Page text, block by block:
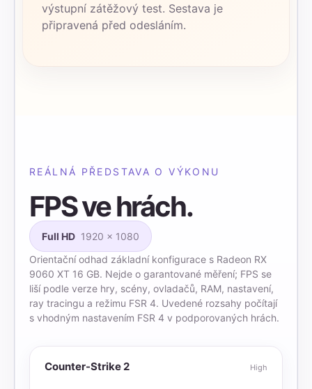
výstupní zátěžový test. Sestava je
připravená před odesláním.
REÁLNÁ PŘEDSTAVA O VÝKONU
FPS ve hrách.
Full HD 1920 × 1080
Orientační odhad základní konfigurace s Radeon RX
9060 XT 16 GB. Nejde o garantované měření; FPS se
liší podle verze hry, scény, ovladačů, RAM, nastavení,
ray tracingu a režimu FSR 4. Uvedené rozsahy počítají
s vhodným nastavením FSR 4 v podporovaných hrách.
Counter-Strike 2 High